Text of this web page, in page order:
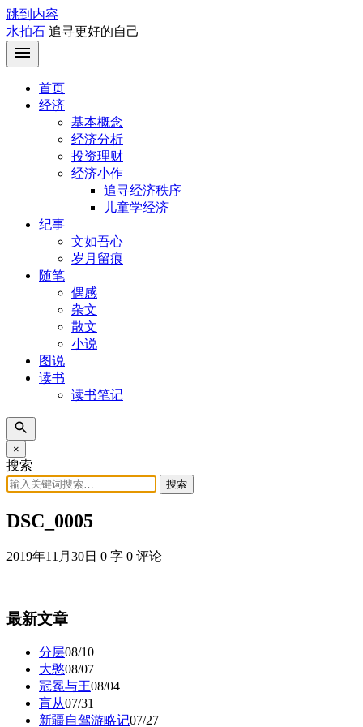
跳到内容
水拍石 追寻更好的自己
首页
经济
基本概念
经济分析
投资理财
经济小作
追寻经济秩序
儿童学经济
纪事
文如吾心
岁月留痕
随笔
偶感
杂文
散文
小说
图说
读书
读书笔记
×
搜索
搜索
DSC_0005
2019年11月30日 0 字 0 评论
最新文章
分层08/10
大憨08/07
冠冕与王08/04
盲从07/31
新疆自驾游略记07/27